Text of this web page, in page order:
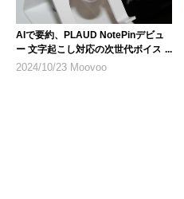
AIで要約、PLAUD NotePinデビュ
ー 文字起こし対応の次世代ボイスレ
コーダー
2024/10/23 Moovoo